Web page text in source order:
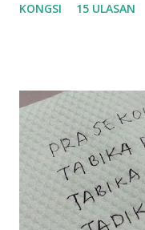
tau? yang sebut tu
balik keja aku ajak la
sikit...dalam
kami memang akan
dalam... dan
bahagi lah siapa nak
dukung adik hadi
KONGSI 15 ULASAN